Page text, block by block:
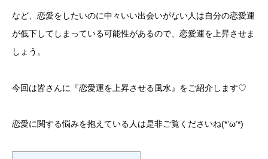
など、恋愛をしたいのに中々いい出会いがない人は自分の恋愛運
が低下してしまっている可能性があるので、恋愛運を上昇させま
しょう。
今回は皆さんに『恋愛運を上昇させる風水』をご紹介します♡
恋愛に関する悩みを抱えている人は是非ご覧くださいね(*’ω’*)